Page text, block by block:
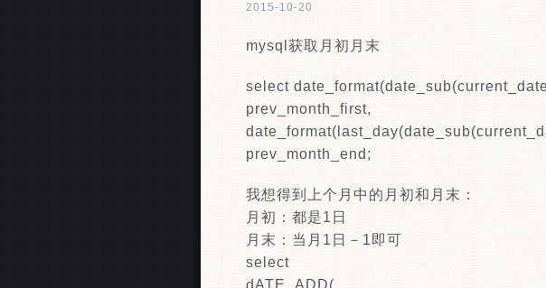
2015-10-20
mysql获取月初月末
select
prev_month_first,
prev_month_end;
我想得到上个月中的月初和月末：
月初：都是1日
月末：当月1日－1即可
select
dATE_ADD(